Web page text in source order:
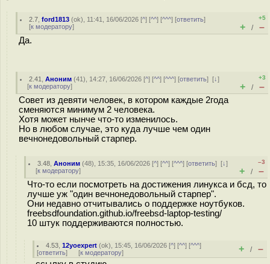
2.7 ,ford1813 (ok), 11:41, 16/06/2026 [^] [^^] [^^^] [ответить]
[к модератору]
+5
+ / –
Да.
2.41 ,Аноним (41), 14:27, 16/06/2026 [^] [^^] [^^^] [ответить][↓]
[к модератору]
+3
+ / –
Совет из девяти человек, в котором каждые 2года
сменяются минимум 2 человека.
Хотя может нынче что-то изменилось.
Но в любом случае, это куда лучше чем один
вечнонедовольный старпер.
3.48 ,Аноним (48), 15:35, 16/06/2026 [^] [^^] [^^^] [ответить][↓]
[к модератору]
–3
+ / –
Что-то если посмотреть на достижения линукса и бсд, то
лучше уж "один вечнонедовольный старпер".
Они недавно отчитывались о поддержке ноутбуков.
freebsdfoundation.github.io/freebsd-laptop-testing/
10 штук поддерживаются полностью.
4.53 ,12yoexpert (ok), 15:45, 16/06/2026 [^] [^^] [^^^]
[ответить] [к модератору] + / –